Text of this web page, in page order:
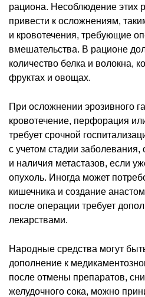
рациона. Несоблюдение этих
привести к осложнениям,
и кровотечения, требующие
вмешательства. В рационе
количество белка и волокна,
фруктах и овощах.
При осложнении эрозивного
кровотечение, перфорация
требует срочной
с учетом стадии
и наличия метастазов, если
опухоль. Иногда может
кишечника и создание
после операции требует
лекарствами.
Народные средства могут
дополнение к
после отмены препаратов,
желудочного сока, можно